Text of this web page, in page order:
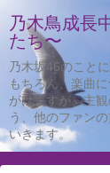
乃木鳥成長
たち〜
乃木坂46のこと
もちろん、楽曲
がけますが、主
う、他のファン
いきます。